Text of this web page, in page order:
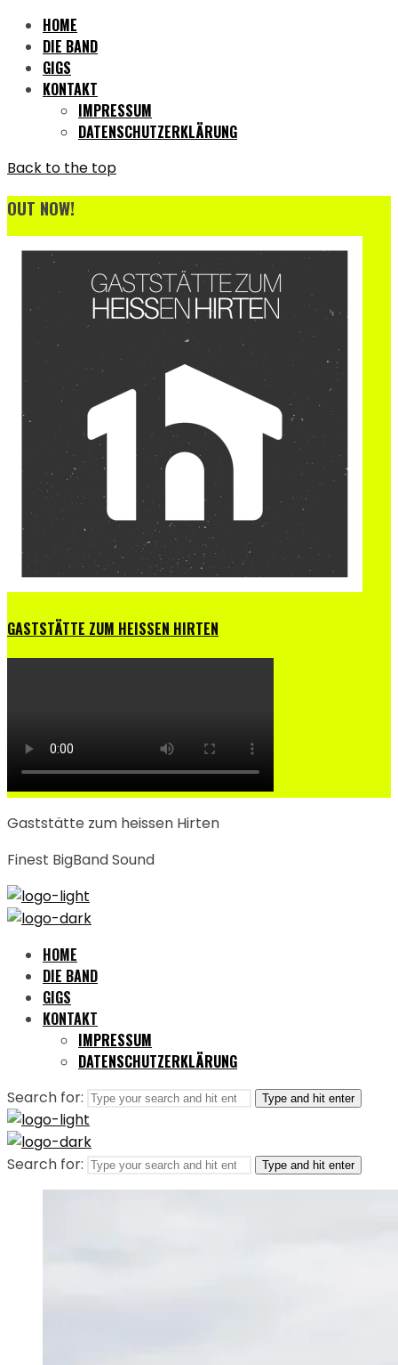
HOME
DIE BAND
GIGS
KONTAKT
IMPRESSUM
DATENSCHUTZERKLÄRUNG
Back to the top
OUT NOW!
GASTSTÄTTE ZUM HEISSEN HIRTEN
Gaststätte zum heissen Hirten
Finest BigBand Sound
HOME
DIE BAND
GIGS
KONTAKT
IMPRESSUM
DATENSCHUTZERKLÄRUNG
Search for: Type and hit enter
Search for: Type and hit enter